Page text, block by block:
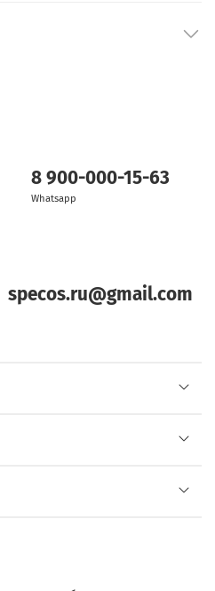
8 900-000-15-63
Whatsapp
specos.ru@gmail.com